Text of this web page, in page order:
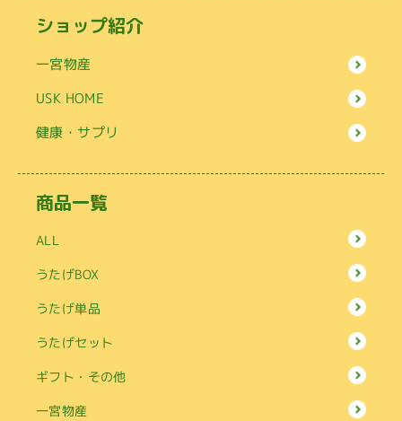
ショップ紹介
一宮物産
USK HOME
健康・サプリ
商品一覧
ALL
うたげBOX
うたげ単品
うたげセット
ギフト・その他
一宮物産